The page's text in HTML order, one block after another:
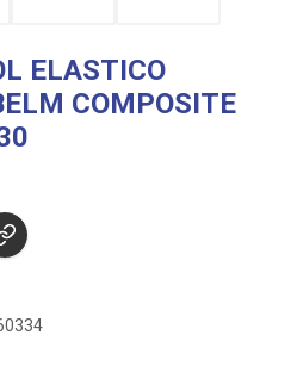
ELASTICO
COMPOSITE